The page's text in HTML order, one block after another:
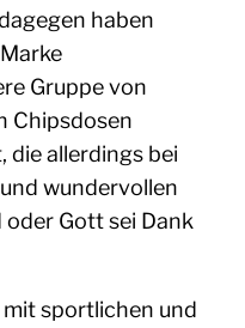
haben
Gruppe von
Chipsdosen
die allerdings bei
wundervollen
Gott sei Dank
sportlichen und